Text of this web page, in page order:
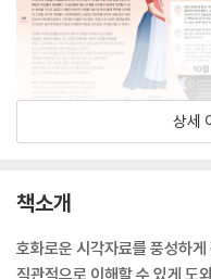
상세
책소개
호화로운 시각자료를 풍성하
직관적으로 이해할 수 있게 도